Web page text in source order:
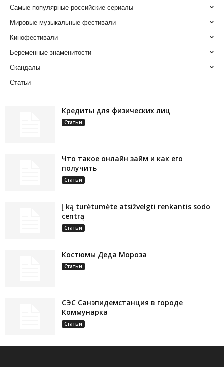
Самые популярные российские сериалы
Мировые музыкальные фестивали
Кинофестивали
Беременные знаменитости
Скандалы
Статьи
Кредиты для физических лиц
Статьи
Что такое онлайн займ и как его
получить
Статьи
Į ką turėtumėte atsižvelgti renkantis sodo
centrą
Статьи
Костюмы Деда Мороза
Статьи
СЭС Санэпидемстанция в городе
Коммунарка
Статьи